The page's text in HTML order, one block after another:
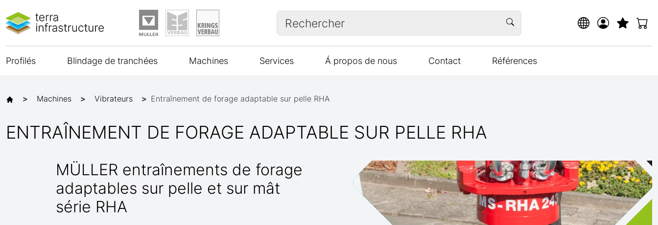
Rechercher
Profilés Blindage de tranchées Machines Services Á propos de nous Contact Références
Machines Vibrateurs Entraînement de forage adaptable sur pelle RHA
ENTRAÎNEMENT DE FORAGE ADAPTABLE SUR PELLE RHA
MÜLLER entraînements de forage
adaptables sur pelle et sur mât
série RHA